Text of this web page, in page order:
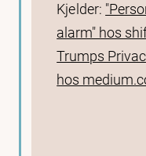
Kjelder:
alarm" hos
Trumps
hos